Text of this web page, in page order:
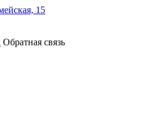
15
Обратная связь